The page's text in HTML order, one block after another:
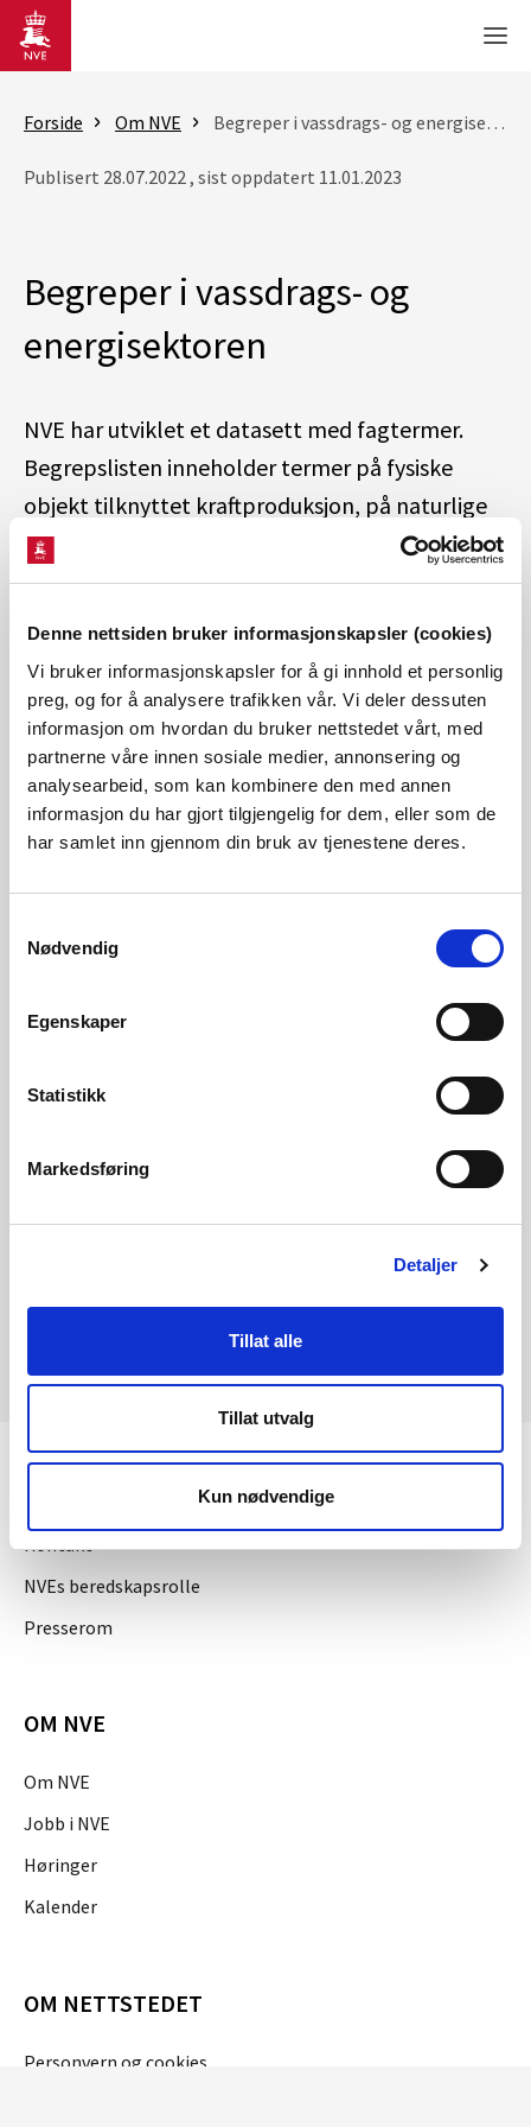
Denne nettsiden bruker informasjonskapsler (cookies)
Vi bruker informasjonskapsler for å gi innhold et personlig
preg, og for å analysere trafikken vår. Vi deler dessuten
informasjon om hvordan du bruker nettstedet vårt, med
partnerne våre innen sosiale medier, annonsering og
analysearbeid, som kan kombinere den med annen
informasjon du har gjort tilgjengelig for dem, eller som de
har samlet inn gjennom din bruk av tjenestene deres.
Nødvendig
Egenskaper
Statistikk
Markedsføring
Detaljer
Tillat alle
Tillat utvalg
Kun nødvendige
Gå til hovedinnhold
Forside Om NVE Begreper i vassdrags- og energisektoren
Publisert 28.07.2022 , sist oppdatert 11.01.2023
Begreper i vassdrags- og
energisektoren
NVE har utviklet et datasett med fagtermer.
Begrepslisten inneholder termer på fysiske
objekt tilknyttet kraftproduksjon, på naturlige
fenomen og termer av mer administrativ
karakter.
Sammen med fagmiljøene kartlegger vi hvilke uttrykk som
er gjeldende på NVEs ulike virkeområder og registrerer
disse, der de settes i sammenheng. Datasettet er under
utvikling, men deler av den publiseres fortløpende. Lurer du
Kontakt
NVEs beredskapsrolle
Presserom
OM NVE
Om NVE
Jobb i NVE
Høringer
Kalender
OM NETTSTEDET
Personvern og cookies